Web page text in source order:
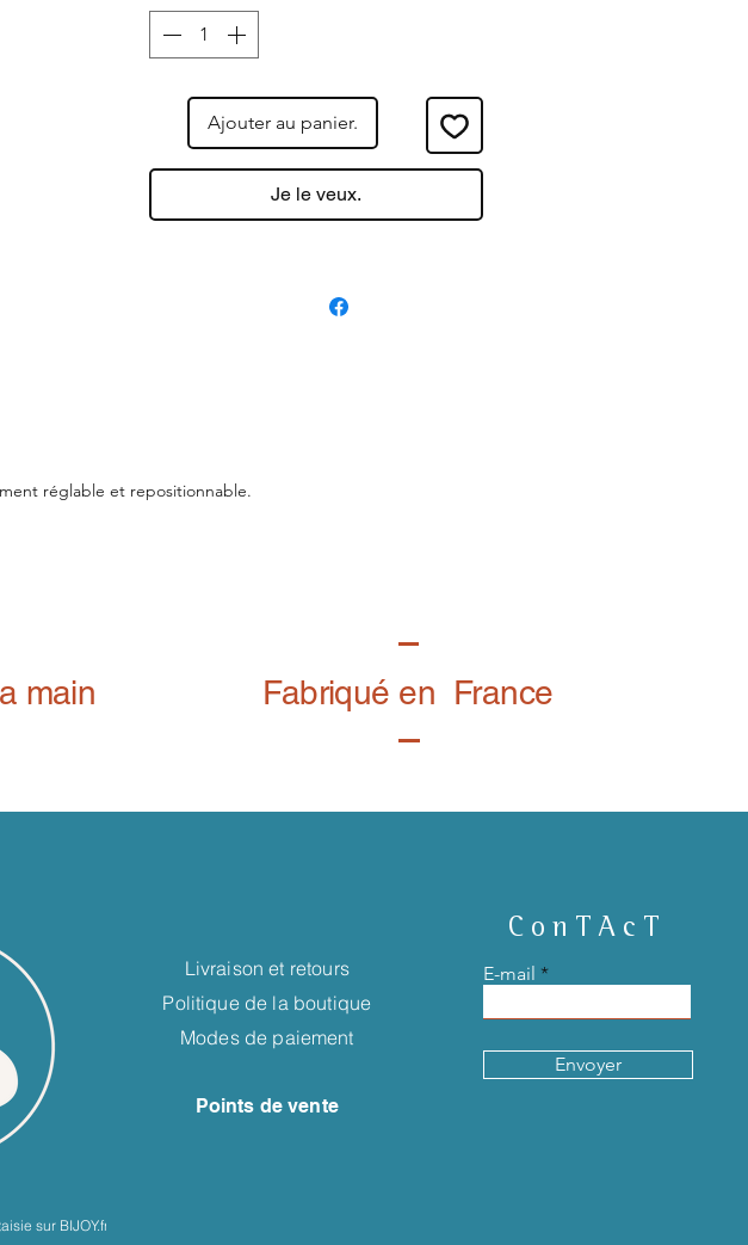
Fabriqué dans nos ateliers.
Ajouter au panier.
Je le veux.
réglable et repositionnable.
main Fabriqué en France
sur BIJOY.fr
Livraison et retours
Politique de la boutique
Modes de paiement
Points de vente
ConTAcT
E-mail
Envoyer